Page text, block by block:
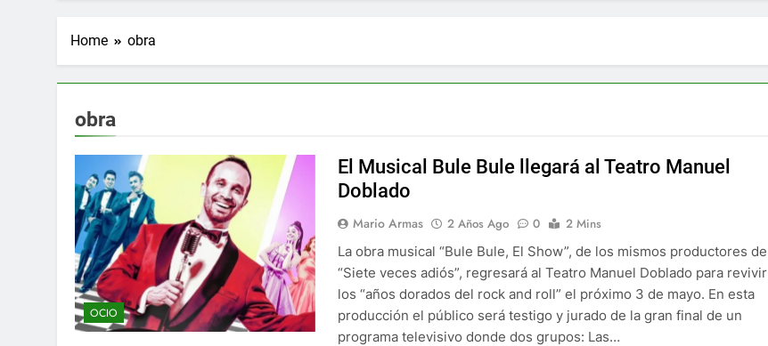
Home obra
obra
OCIO
El Musical Bule Bule llegará al Teatro Manuel
Doblado
Mario Armas 2 Años Ago 0
2 Mins
La obra musical “Bule Bule, El Show”, de los mismos productores de
“Siete veces adiós”, regresará al Teatro Manuel Doblado para revivir
los “años dorados del rock and roll” el próximo 3 de mayo. En esta
producción el público será testigo y jurado de la gran final de un
programa televisivo donde dos grupos: Las…